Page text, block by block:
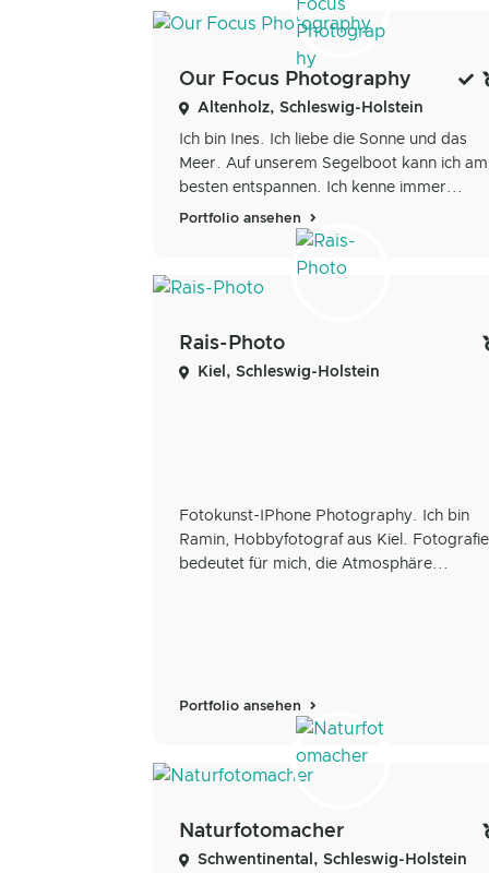
Our Focus Photography
Altenholz, Schleswig-Holstein
Ich bin Ines. Ich liebe die Sonne und das
Meer. Auf unserem Segelboot kann ich am
besten entspannen. Ich kenne immer...
Portfolio ansehen
Rais-Photo
Kiel, Schleswig-Holstein
Fotokunst-IPhone Photography. Ich bin
Ramin, Hobbyfotograf aus Kiel. Fotografie
bedeutet für mich, die Atmosphäre...
Portfolio ansehen
Naturfotomacher
Schwentinental, Schleswig-Holstein